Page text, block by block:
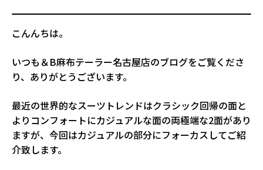
こんんちは。
いつも＆B麻布テーラー名古屋店のブログをご覧くださ
り、ありがとうございます。
最近の世界的なスーツトレンドはクラシック回帰の面と
よりコンフォートにカジュアルな面の両極端な2面があり
ますが、今回はカジュアルの部分にフォーカスしてご紹
介致します。